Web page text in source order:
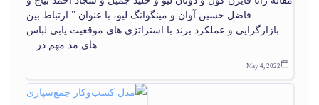
فاضل حسین آوان و مینگوانگ لیو، با عنوان ” ارتباط بین
بازارگرایی و عملکرد برند با استراتژی های موقعیت یابی لباس
های مد مهم در…
May 4, 2022